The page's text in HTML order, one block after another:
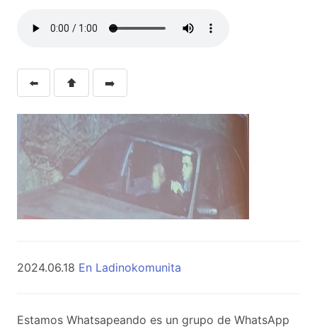
⬅️ ⬆️ ➡️
2024.06.18 En Ladinokomunita
Estamos Whatsapeando es un grupo de WhatsApp